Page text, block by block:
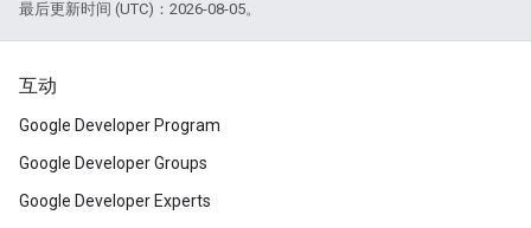
最后更新时间 (UTC)：2026-08-05。
互动
Google Developer Program
Google Developer Groups
Google Developer Experts